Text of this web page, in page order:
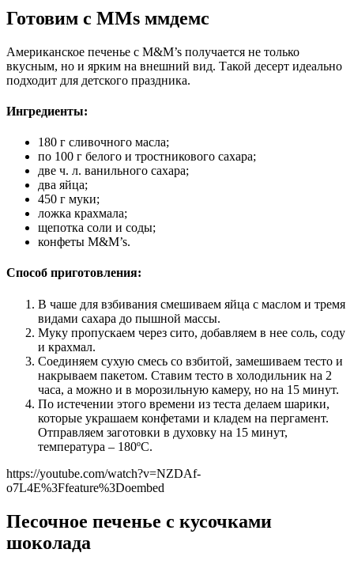
Готовим с MMs ммдемс
Американское печенье с M&M’s получается не только
вкусным, но и ярким на внешний вид. Такой десерт идеально
подходит для детского праздника.
Ингредиенты:
180 г сливочного масла;
по 100 г белого и тростникового сахара;
две ч. л. ванильного сахара;
два яйца;
450 г муки;
ложка крахмала;
щепотка соли и соды;
конфеты M&M’s.
Способ приготовления:
В чаше для взбивания смешиваем яйца с маслом и тремя
видами сахара до пышной массы.
Муку пропускаем через сито, добавляем в нее соль, соду
и крахмал.
Соединяем сухую смесь со взбитой, замешиваем тесто и
накрываем пакетом. Ставим тесто в холодильник на 2
часа, а можно и в морозильную камеру, но на 15 минут.
По истечении этого времени из теста делаем шарики,
которые украшаем конфетами и кладем на пергамент.
Отправляем заготовки в духовку на 15 минут,
температура – 180ºС.
https://youtube.com/watch?v=NZDAf-
o7L4E%3Ffeature%3Doembed
Песочное печенье с кусочками
шоколада